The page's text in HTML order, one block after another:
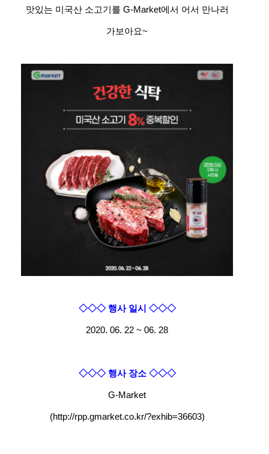
맛있는 미국산 소고기를 G-Market에서 어서 만나러
가보아요~
◇◇◇ 행사 일시 ◇◇◇
2020. 06. 22 ~ 06. 28
◇◇◇ 행사 장소 ◇◇◇
G-Market
(http://rpp.gmarket.co.kr/?exhib=36603)